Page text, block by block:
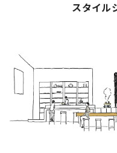
スタイル